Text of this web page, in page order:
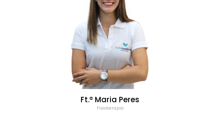
Ft.ª Maria Peres
Fisioterapia